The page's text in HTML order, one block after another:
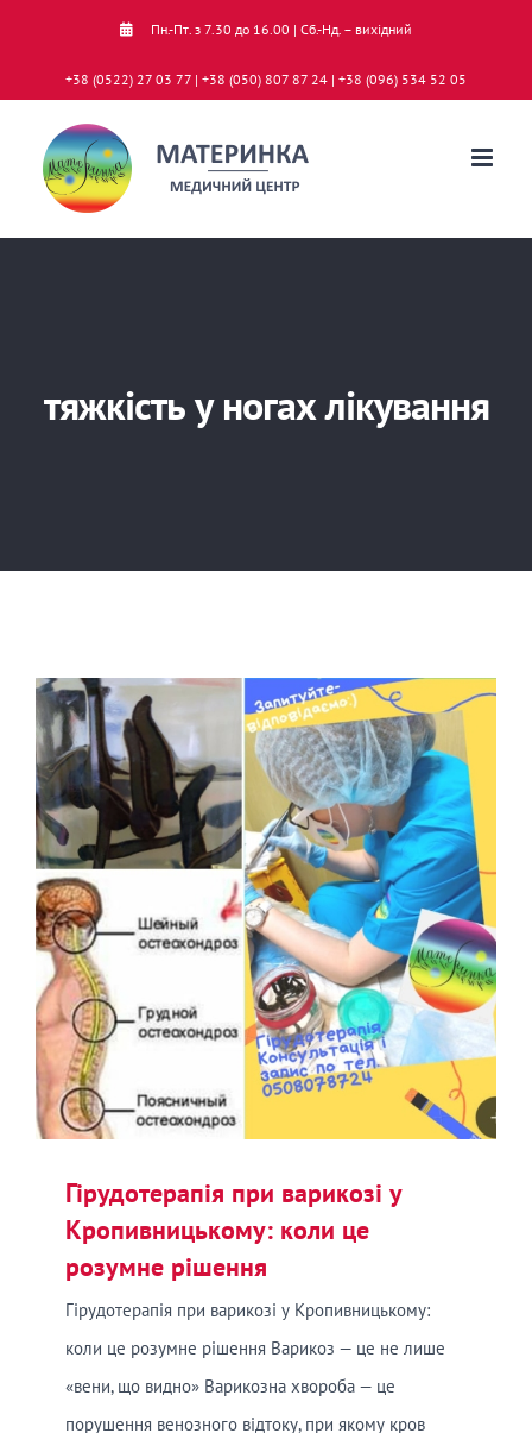
Пн.-Пт. з 7.30 до 16.00 | Сб.-Нд. – вихідний
+38 (0522) 27 03 77 | +38 (050) 807 87 24 | +38 (096) 534 52 05
тяжкість у ногах лікування
Гірудотерапія при варикозі у
Кропивницькому: коли це
розумне рішення
Гірудотерапія при варикозі у Кропивницькому:
коли це розумне рішення Варикоз — це не лише
«вени, що видно» Варикозна хвороба — це
порушення венозного відтоку, при якому кров